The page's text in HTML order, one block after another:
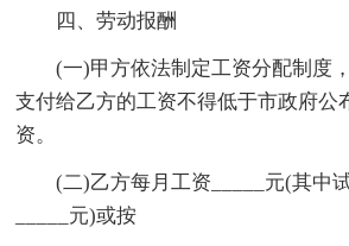
四、劳动报酬
(一)甲方依法制定工资分配制度
支付给乙方的工资不得低于市政府公
资。
(二)乙方每月工资_____元(其中
_____元)或按